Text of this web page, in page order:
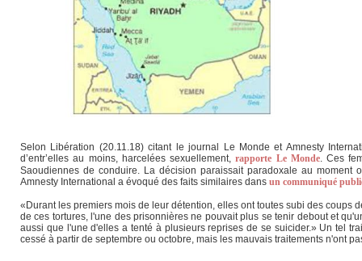
Selon Libération (20.11.18) citant le journal Le Monde et Amnesty
d’entr’elles au moins, harcelées sexuellement,rapporte Le Monde. Ces
Saoudiennes de conduire. La décision paraissait paradoxale au moment
Amnesty International a évoqué des faits similaires dans un communiqué
«Durant les premiers mois de leur détention, elles ont toutes subi des coups
de ces tortures, l'une des prisonnières ne pouvait plus se tenir debout et
aussi que l'une d'elles a tenté à plusieurs reprises de se suicider.» Un tel
cessé à partir de septembre ou octobre, mais les mauvais traitements n'ont